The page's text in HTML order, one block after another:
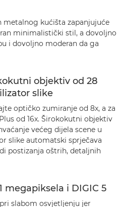
kućišta zapanjujuće
minimalistički stil, a dovoljno
i dovoljno moderan da ga
objektiv od 28
slike
optičko zumiranje od 8x, a za
od 16x. Širokokutni objektiv
većeg dijela scene u
slike automatski sprječava
postizanja oštrih, detaljnih
megapiksela i DIGIC 5
slabom osvjetljenju jer